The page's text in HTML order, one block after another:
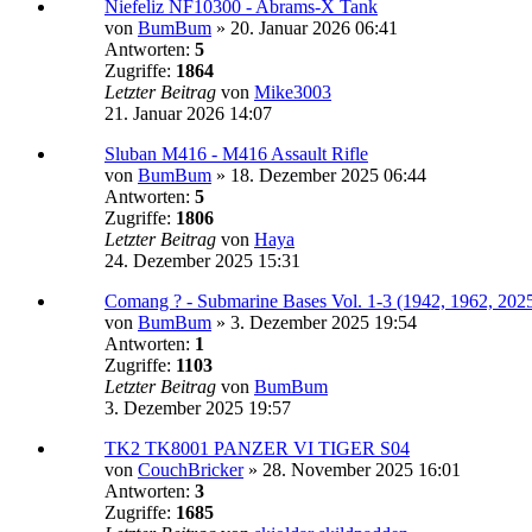
Niefeliz NF10300 - Abrams-X Tank
von BumBum » 20. Januar 2026 06:41
Antworten: 5
Zugriffe: 1864
Letzter Beitrag von Mike3003
21. Januar 2026 14:07
Sluban M416 - M416 Assault Rifle
von BumBum » 18. Dezember 2025 06:44
Antworten: 5
Zugriffe: 1806
Letzter Beitrag von Haya
24. Dezember 2025 15:31
Comang ? - Submarine Bases Vol. 1-3 (1942, 1962,
von BumBum » 3. Dezember 2025 19:54
Antworten: 1
Zugriffe: 1103
Letzter Beitrag von BumBum
3. Dezember 2025 19:57
TK2 TK8001 PANZER VI TIGER S04
von CouchBricker» 28. November 2025 16:01
Antworten: 3
Zugriffe: 1685